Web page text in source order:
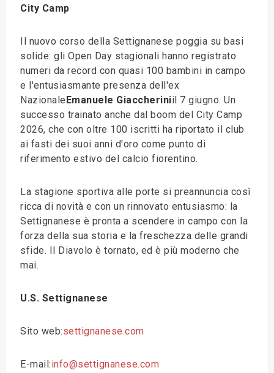
City Camp
Il nuovo corso della Settignanese poggia su basi
solide: gli Open Day stagionali hanno registrato
numeri da record con quasi 100 bambini in campo
e l'entusiasmante presenza dell'ex
NazionaleEmanuele Giaccheriniil 7 giugno. Un
successo trainato anche dal boom del City Camp
2026, che con oltre 100 iscritti ha riportato il club
ai fasti dei suoi anni d'oro come punto di
riferimento estivo del calcio fiorentino.
La stagione sportiva alle porte si preannuncia così
ricca di novità e con un rinnovato entusiasmo: la
Settignanese è pronta a scendere in campo con la
forza della sua storia e la freschezza delle grandi
sfide. Il Diavolo è tornato, ed è più moderno che
mai.
U.S. Settignanese
Sito web:settignanese.com
E-mail:info@settignanese.com